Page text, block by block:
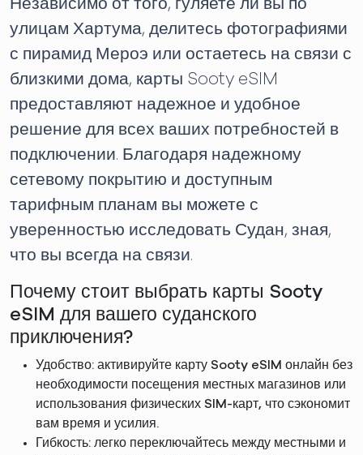
Независимо от того, гуляете ли вы по
улицам Хартума, делитесь фотографиями
с пирамид Мероэ или остаетесь на связи с
близкими дома, карты Sooty eSIM
предоставляют надежное и удобное
решение для всех ваших потребностей в
подключении. Благодаря надежному
сетевому покрытию и доступным
тарифным планам вы можете с
уверенностью исследовать Судан, зная,
что вы всегда на связи.
Почему стоит выбрать карты Sooty
eSIM для вашего суданского
приключения?
Удобство: активируйте карту Sooty eSIM онлайн без
необходимости посещения местных магазинов или
использования физических SIM-карт, что сэкономит
вам время и усилия.
Гибкость: легко переключайтесь между местными и